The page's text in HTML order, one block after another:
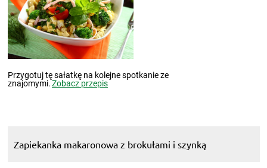
Przygotuj tę sałatkę na kolejne spotkanie ze
znajomymi.Zobacz przepis
Zapiekanka makaronowa z brokułami i szynką